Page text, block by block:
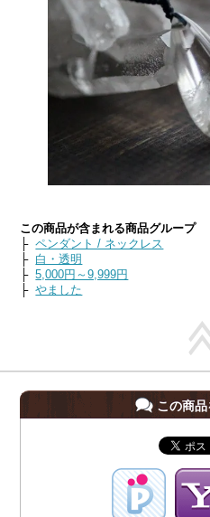
この商品が含まれる商品グループ
├ペンダント / ネックレス
├ 白・透明
├5,000円～9,999円
├やました
この商